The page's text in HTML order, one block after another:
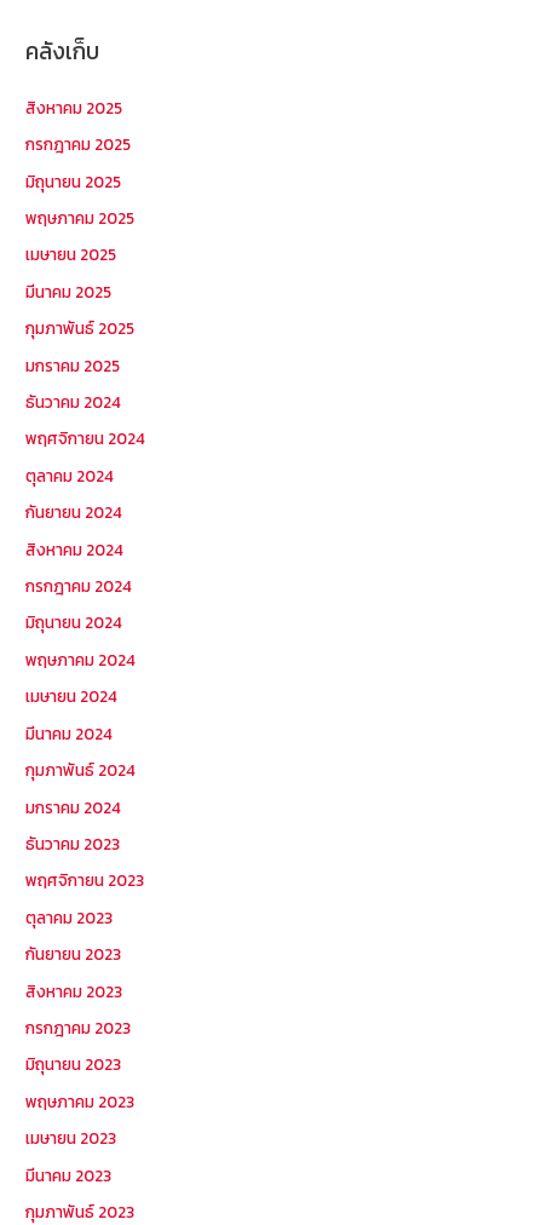
คลังเก็บ
สิงหาคม 2025
กรกฎาคม 2025
มิถุนายน 2025
พฤษภาคม 2025
เมษายน 2025
มีนาคม 2025
กุมภาพันธ์ 2025
มกราคม 2025
ธันวาคม 2024
พฤศจิกายน 2024
ตุลาคม 2024
กันยายน 2024
สิงหาคม 2024
กรกฎาคม 2024
มิถุนายน 2024
พฤษภาคม 2024
เมษายน 2024
มีนาคม 2024
กุมภาพันธ์ 2024
มกราคม 2024
ธันวาคม 2023
พฤศจิกายน 2023
ตุลาคม 2023
กันยายน 2023
สิงหาคม 2023
กรกฎาคม 2023
มิถุนายน 2023
พฤษภาคม 2023
เมษายน 2023
มีนาคม 2023
กุมภาพันธ์ 2023